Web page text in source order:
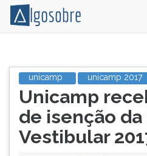
Comvest
receberá
desta
quarta-
TAB
depois
ouvir
unicamp unicamp 2017
Título
do
artigo:
Unicamp
de isenção da
Vestibular